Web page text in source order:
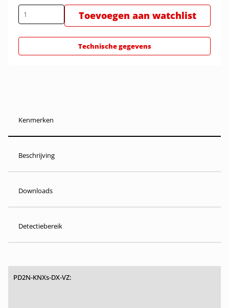
Toevoegen aan watchlist
Technische gegevens
Kenmerken
Beschrijving
Downloads
Detectiebereik